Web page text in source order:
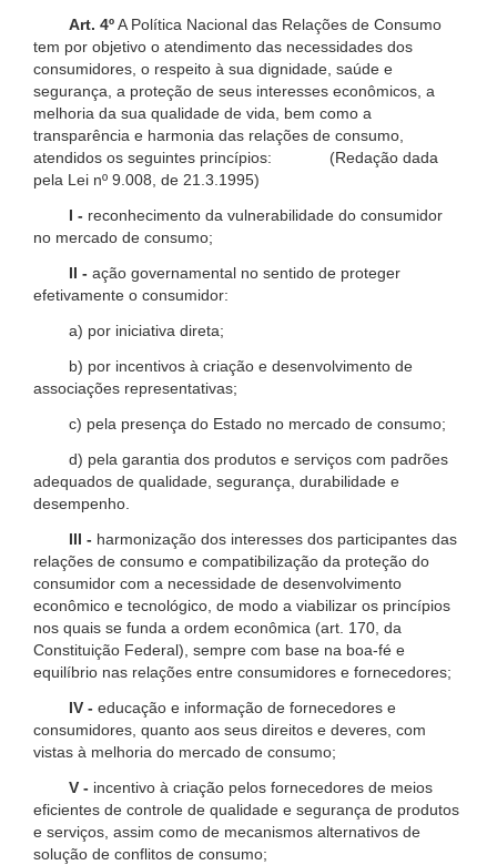
Art. 4ºA Política Nacional das Relações de Consumo
tem por objetivo o atendimento das necessidades dos
consumidores, o respeito à sua dignidade, saúde e
segurança, a proteção de seus interesses econômicos, a
melhoria da sua qualidade de vida, bem como a
transparência e harmonia das relações de consumo,
atendidos os seguintes princípios: (Redação dada
pela Lei nº 9.008, de 21.3.1995)
I - reconhecimento da vulnerabilidade do consumidor
no mercado de consumo;
II - ação governamental no sentido de proteger
efetivamente o consumidor:
a) por iniciativa direta;
b) por incentivos à criação e desenvolvimento de
associações representativas;
c) pela presença do Estado no mercado de consumo;
d) pela garantia dos produtos e serviços com padrões
adequados de qualidade, segurança, durabilidade e
desempenho.
III - harmonização dos interesses dos participantes das
relações de consumo e compatibilização da proteção do
consumidor com a necessidade de desenvolvimento
econômico e tecnológico, de modo a viabilizar os princípios
nos quais se funda a ordem econômica (art. 170, da
Constituição Federal), sempre com base na boa-fé e
equilíbrio nas relações entre consumidores e fornecedores;
IV - educação e informação de fornecedores e
consumidores, quanto aos seus direitos e deveres, com
vistas à melhoria do mercado de consumo;
V - incentivo à criação pelos fornecedores de meios
eficientes de controle de qualidade e segurança de produtos
e serviços, assim como de mecanismos alternativos de
solução de conflitos de consumo;